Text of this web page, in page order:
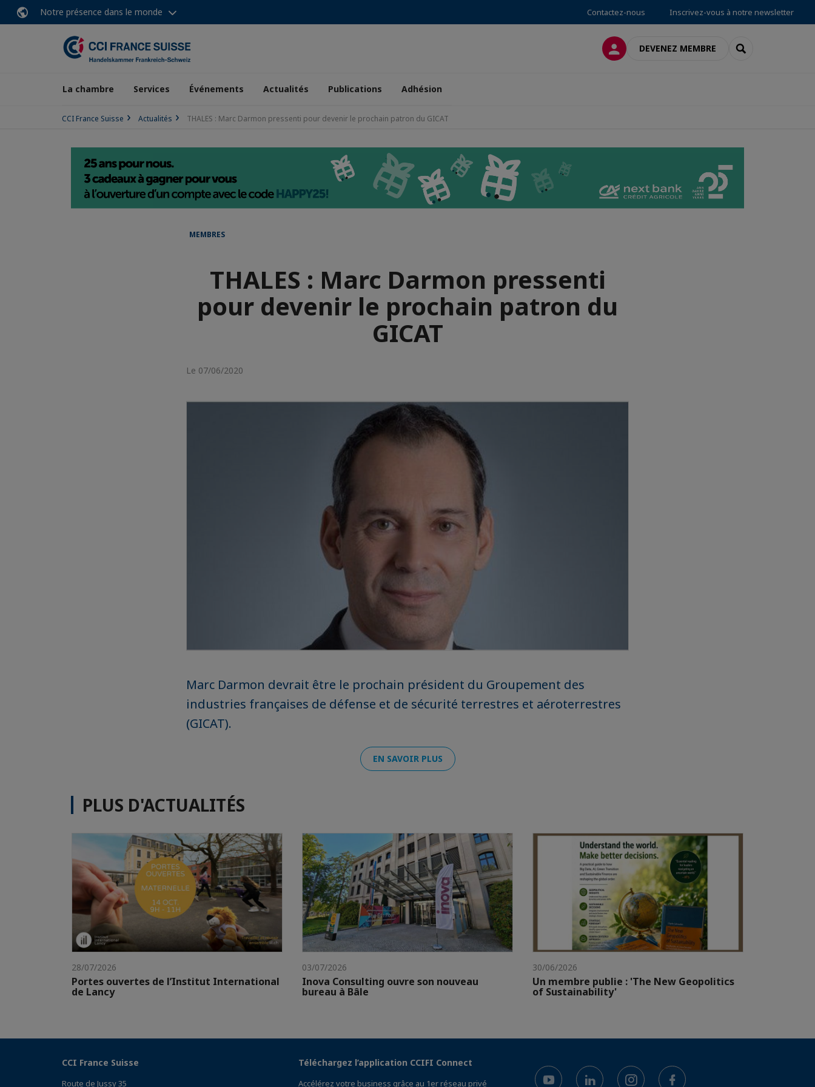
Notre présence dans le monde Contactez-nous Inscrivez-vous à notre newsletter
CONNEXIONDEVENEZ MEMBRE RECHERCHER
La chambre Services Événements Actualités Publications Adhésion
CCI France Suisse Actualités THALES : Marc Darmon pressenti pour devenir le prochain patron du GICAT
MEMBRES
THALES : Marc Darmon pressenti
pour devenir le prochain patron du
GICAT
Le 07/06/2020
Marc Darmon devrait être le prochain président du Groupement des
industries françaises de défense et de sécurité terrestres et aéroterrestres
(GICAT).
EN SAVOIR PLUS
PLUS D'ACTUALITÉS
28/07/2026
Portes ouvertes de l’Institut International
de Lancy
03/07/2026
Inova Consulting ouvre son nouveau
bureau à Bâle
30/06/2026
Un membre publie : 'The New Geopolitics
of Sustainability'
CCI France Suisse
Route de Jussy 35
Téléchargez l’application CCIFI Connect
Accélérez votre business grâce au 1er réseau privé